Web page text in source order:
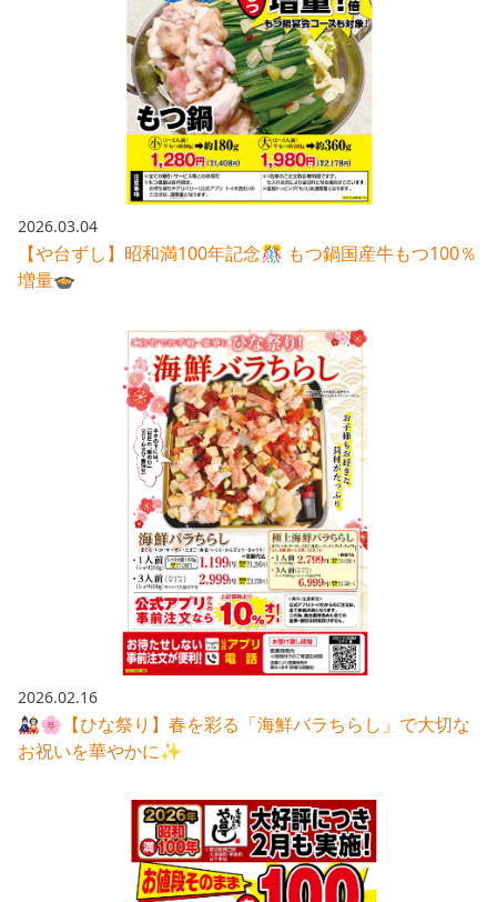
2026.03.04
【や台ずし】昭和満100年記念🎊 もつ鍋国産牛もつ100％
増量🍲
2026.02.16
🎎🌸【ひな祭り】春を彩る「海鮮バラちらし」で大切な
お祝いを華やかに✨